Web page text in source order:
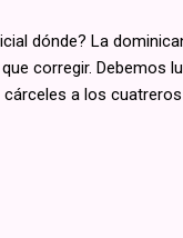
dónde? La
corregir. Debemos
cárceles a los